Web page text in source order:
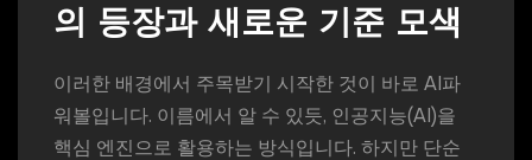
의 등장과 새로운 기준 모색
이러한 배경에서 주목받기 시작한 것이 바로 AI파
워볼입니다. 이름에서 알 수 있듯, 인공지능(AI)을
핵심 엔진으로 활용하는 방식입니다. 하지만 단순